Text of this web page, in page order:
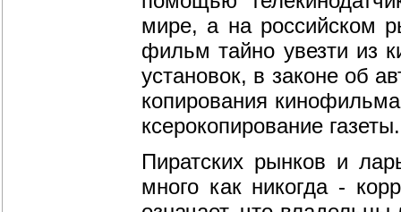
мире, а на российском
фильм тайно увезти из
установок, в законе об
копирования
ксерокопирование газеты.
Пиратских рынков и
много как никогда -